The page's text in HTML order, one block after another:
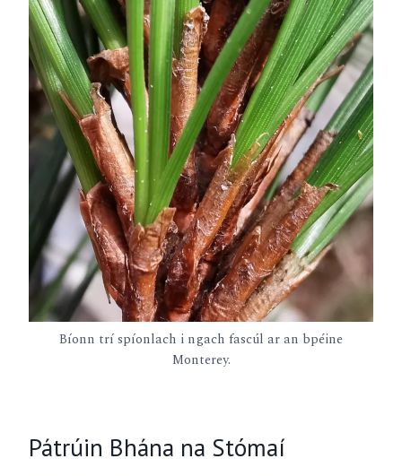
Bíonn trí spíonlach i ngach fascúl ar an bpéine
Monterey.
Pátrúin Bhána na Stómaí